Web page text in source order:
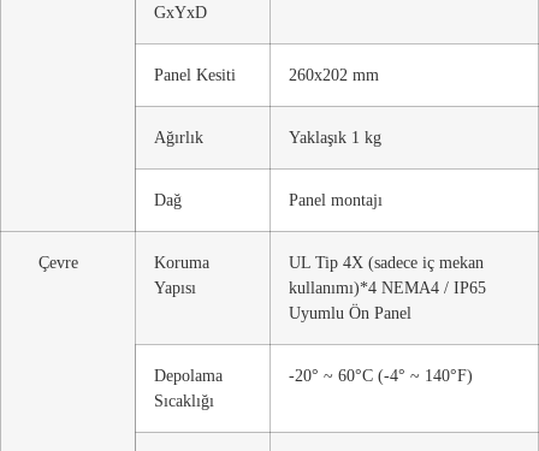
GxYxD
Panel Kesiti 260x202 mm
Ağırlık Yaklaşık 1 kg
Dağ Panel montajı
Çevre
Koruma
Yapısı
UL Tip 4X (sadece iç mekan
kullanımı)*4 NEMA4 / IP65
Uyumlu Ön Panel
Depolama
Sıcaklığı
-20° ~ 60°C (-4° ~ 140°F)